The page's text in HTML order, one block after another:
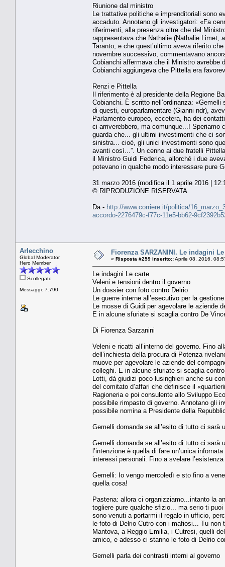
Riunione dal ministro
Le trattative politiche e imprenditoriali sono
accaduto. Annotano gli investigatori: «Fa
riferimenti, alla presenza oltre che del
rappresentava che Nathalie (Nathalie Limet,
Taranto, e che quest’ultimo aveva riferito
novembre successivo, commentavano
Cobianchi affermava che il Ministro avrebbe
Cobianchi aggiungeva che Pittella era
Renzi e Pittella
Il riferimento è al presidente della Regione
Cobianchi. È scritto nell’ordinanza:
di questi, europarlamentare (Gianni ndr),
Parlamento europeo, eccetera, ha dei
ci arriverebbero, ma comunque...!
guarda che... gli ultimi investimenti che ci
sinistra... cioè, gli unici investimenti sono
avanti così...”. Un cenno ai due fratelli
il Ministro Guidi Federica, allorché i due
potevano in qualche modo interessare pure
31 marzo 2016 (modifica il 1 aprile 2016 |
© RIPRODUZIONE RISERVATA
Da - http://www.corriere.it/politica/
accordo-2276479c-f77c-11e5-bb62-
Arlecchino
Global Moderator
Hero Member
Scollegato
Messaggi: 7.790
Fiorenza SARZANINI. Le indagini
« Risposta #259 inserito::Aprile 08, 2016,
Le indagini Le carte
Veleni e tensioni dentro il governo
Un dossier con foto contro Delrio
Le guerre interne all’esecutivo per la
Le mosse di Guidi per agevolare le aziende
E in alcune sfuriate si scaglia contro De
Di Fiorenza Sarzanini
Veleni e ricatti all’interno del governo. Fino
dell’inchiesta della procura di Potenza
muove per agevolare le aziende del
colleghi. E in alcune sfuriate si scaglia
Lotti, dà giudizi poco lusinghieri anche su
del comitato d’affari che definisce il
Ragioneria e poi consulente allo Sviluppo
possibile rimpasto di governo. Annotano gli
possibile nomina a Presidente della
Gemelli domanda se all’esito di tutto ci sarà
Gemelli domanda se all’esito di tutto ci
l’intenzione è quella di fare un’unica
interessi personali. Fino a svelare
Gemelli: Io vengo mercoledì e sto fino a
quella cosa!
Pastena: allora ci organizziamo...intanto la
togliere pure qualche sfizio... ma serio ti
sono venuti a portarmi il regalo in ufficio,
le foto di Delrio Cutro con i mafiosi... Tu non
Mantova, a Reggio Emilia, i Cutresi, quelli
amico, e adesso ci stanno le foto di Delrio
Gemelli parla dei contrasti interni al governo